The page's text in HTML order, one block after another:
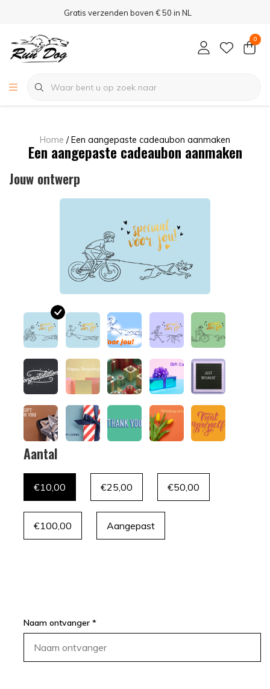
Gratis verzenden boven € 50 in NL
0
Home / Een aangepaste cadeaubon aanmaken
Een aangepaste cadeaubon aanmaken
Jouw ontwerp
Aantal
€10,00 €25,00 €50,00
€100,00 Aangepast
Naam ontvanger *